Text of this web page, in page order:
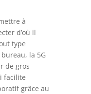
à
d’où il
type
la 5G
de gros
facilite
grâce au